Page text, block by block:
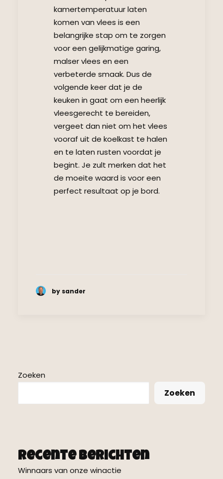
kamertemperatuur laten
komen van vlees is een
belangrijke stap om te zorgen
voor een gelijkmatige garing,
malser vlees en een
verbeterde smaak. Dus de
volgende keer dat je de
keuken in gaat om een heerlijk
vleesgerecht te bereiden,
vergeet dan niet om het vlees
vooraf uit de koelkast te halen
en te laten rusten voordat je
begint. Je zult merken dat het
de moeite waard is voor een
perfect resultaat op je bord.
by sander
Zoeken
Zoeken
Recente berichten
Winnaars van onze winactie